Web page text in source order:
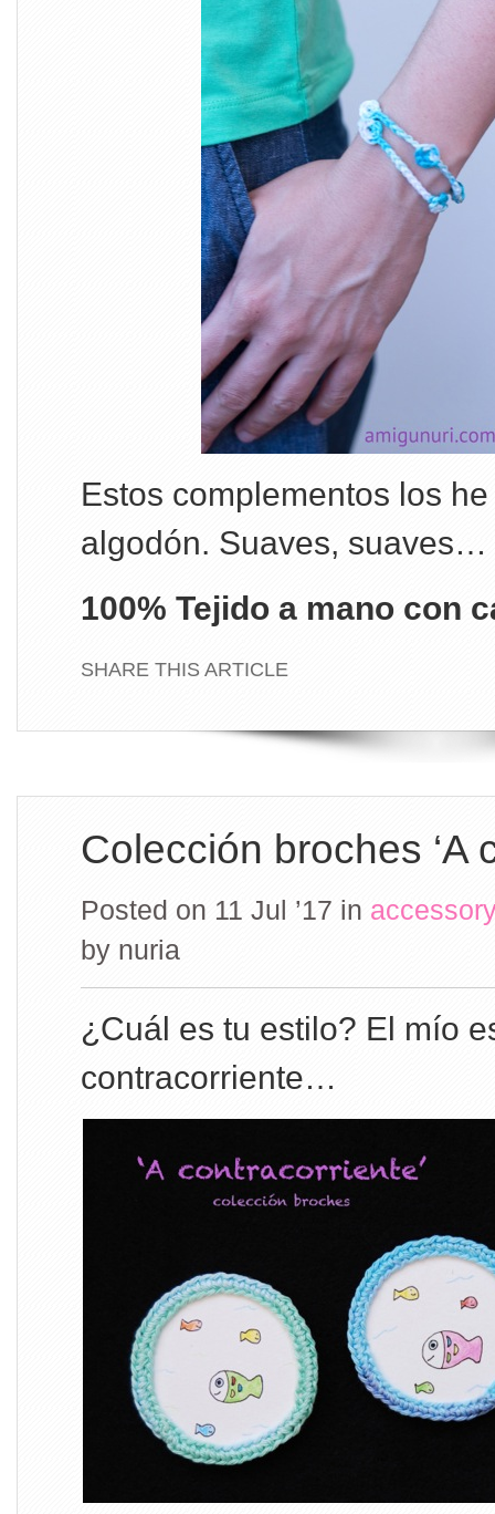
Estos complementos los
algodón. Suaves, suaves…
100% Tejido a mano con
SHARE THIS ARTICLE
Colección broches ‘A
Posted on 11 Jul ’17 in accessory
by nuria
¿Cuál es tu estilo? El mío
contracorriente…